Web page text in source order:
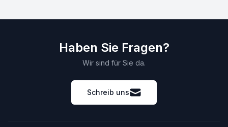
Haben Sie Fragen?
Wir sind für Sie da.
Schreib uns